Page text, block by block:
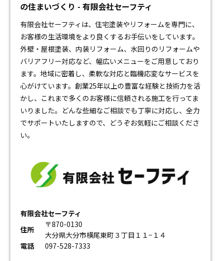
の住まいづくり - 有限会社セーフティ
有限会社セーフティは、住宅塗装や リフォームを専門に、
お客様の生活環境をより良くするお手伝いをしています。
外壁・屋根塗装、内装リフォーム、水回りのリフォームや
バリアフリー対応など、幅広いメニューをご用意しており
ます。地域に密着し、柔軟な対応と臨機応変なサービスを
心がけています。創業25年以上の豊富な経験と技術力を活
かし、これまで多くのお客様に信頼される施工を行ってま
いりました。どんな些細なご相談でも丁寧に対応し、全力
でサポートいたしますので、どうぞお気軽にご相談くださ
い。
有限会社セーフティ
住所
〒870-0130
大分県大分市横尾東町３丁目１１−１４
電話
097-528-7333